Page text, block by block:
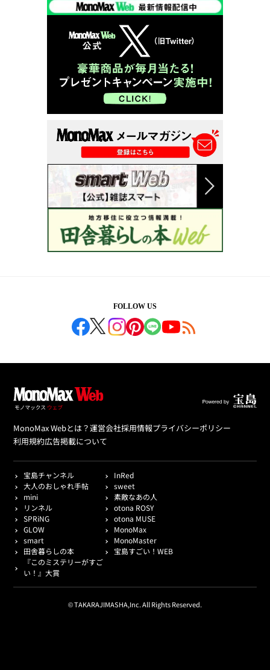
FOLLOW US
MonoMax Webとは？運営会社採用情報プライバシーポリシー
利用規約広告掲載について
宝島チャンネル
InRed
大人のおしゃれ手帖
sweet
mini
素敵なあの人
リンネル
otona ROSY
SPRiNG
otona MUSE
GLOW
MonoMax
smart
MonoMaster
田舎暮らしの本
宝島すごい！WEB
『このミステリーがすご
い！』大賞
© TAKARAJIMASHA,Inc. All Rights Reserved.